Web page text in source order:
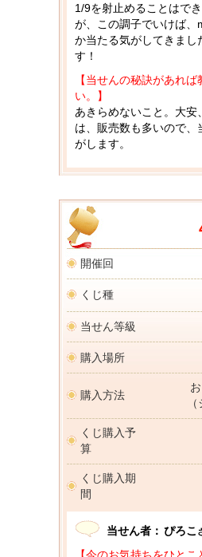
1/9を射止めることはで
が、この調子でいけば、
か当たる気がしてきまし
す！
【当せんの秘訣があれば
い。】
あきらめないこと。大安
は、販売数も多いので、
がします。
開催回
くじ種
当せん等級
購入場所
購入方法
くじ購入予
算
くじ購入期
間
当せん者： ぴろこ
【今のお気持ちをひとこ